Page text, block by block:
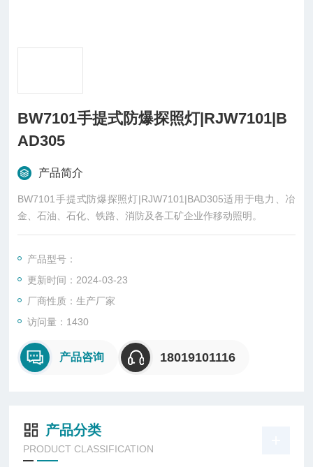
BW7101手提式防爆探照灯|RJW7101|B
AD305
产品简介
BW7101手提式防爆探照灯|RJW7101|BAD305适用于电力、冶
金、石油、石化、铁路、消防及各工矿企业作移动照明。
产品型号：
更新时间：2024-03-23
厂商性质：生产厂家
访问量：1430
产品咨询 18019101116
产品分类
PRODUCT CLASSIFICATION